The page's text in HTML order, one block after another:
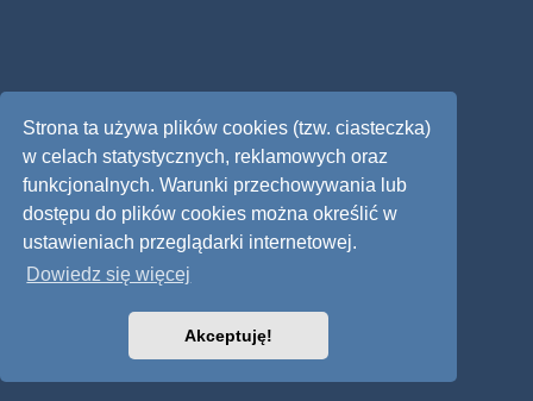
Strona ta używa plików cookies (tzw. ciasteczka)
w celach statystycznych, reklamowych oraz
funkcjonalnych. Warunki przechowywania lub
dostępu do plików cookies można określić w
ustawieniach przeglądarki internetowej.
Dowiedz się więcej
Akceptuję!